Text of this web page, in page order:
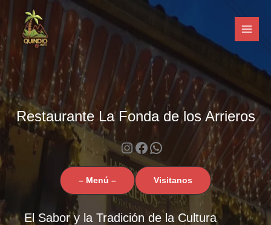
contenido
Restaurante La Fonda de los Arrieros
Instagram
Facebook
WhatsApp
– Menú – Visitanos
El Sabor y la Tradición de la Cultura